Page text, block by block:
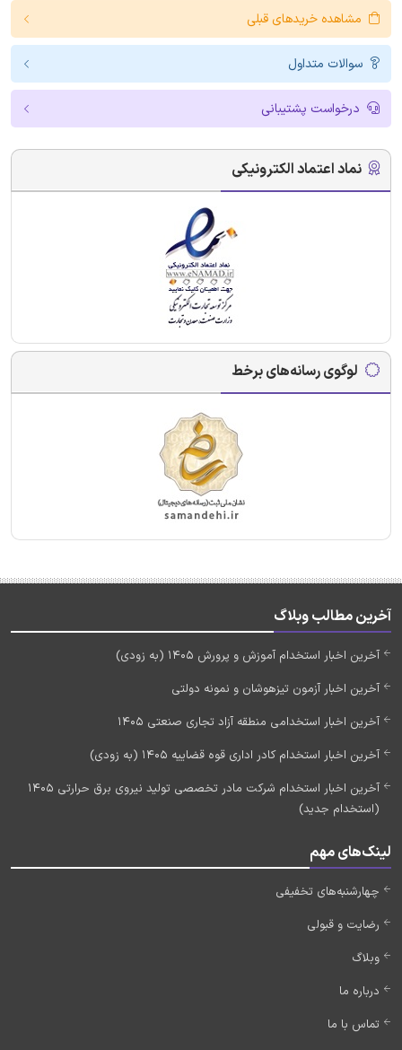
مشاهده خریدهای قبلی
سوالات متداول
درخواست پشتیبانی
نماد اعتماد الکترونیکی
لوگوی رسانه‌های برخط
آخرین مطالب وبلاگ
آخرین اخبار استخدام آموزش و پرورش 1405 (به زودی)
آخرین اخبار آزمون تیزهوشان و نمونه دولتی
آخرین اخبار استخدامی منطقه آزاد تجاری صنعتی 1405
آخرین اخبار استخدام کادر اداری قوه قضاییه 1405 (به زودی)
آخرین اخبار استخدام شرکت مادر تخصصی تولید نیروی برق حرارتی 1405
(استخدام جدید)
لینک‌های مهم
چهارشنبه‌های تخفیفی
رضایت و قبولی
وبلاگ
درباره ما
تماس با ما